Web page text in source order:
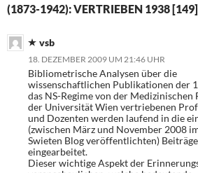
(1873-1942): VERTRIEBEN 1938
vsb
18. DEZEMBER 2009 UM 21:46 UHR
Bibliometrische Analysen über die
wissenschaftlichen Publikationen der
das NS-Regime von der Medizinischen
der Universität Wien vertriebenen
und Dozenten werden laufend in die
(zwischen März und November 2008
Swieten Blog veröffentlichten) Beiträge
eingearbeitet.
Dieser wichtige Aspekt der